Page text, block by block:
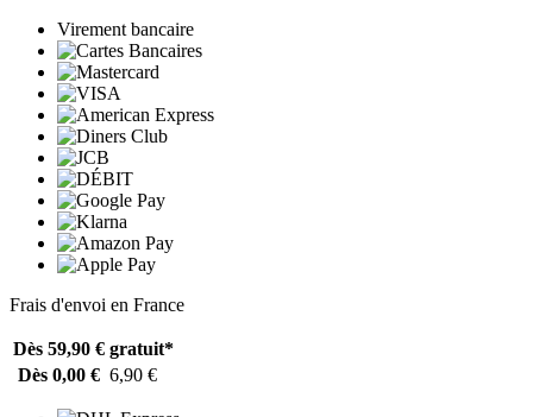
Virement bancaire
Frais d'envoi en France
Dès 59,90 € gratuit*
Dès 0,00 € 6,90 €